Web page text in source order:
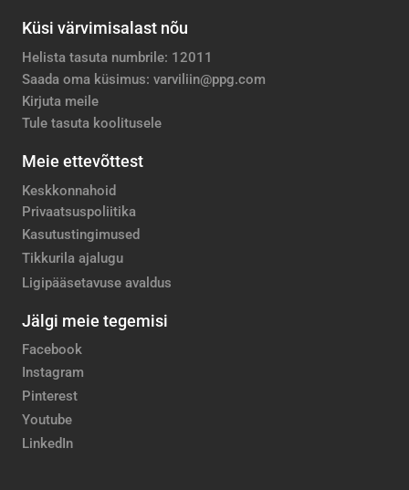
Küsi värvimisalast nõu
Helista tasuta numbrile: 12011
Saada oma küsimus: varviliin@ppg.com
Kirjuta meile
Tule tasuta koolitusele
Meie ettevõttest
Keskkonnahoid
Privaatsuspoliitika
Kasutustingimused
Tikkurila ajalugu
Ligipääsetavuse avaldus
Jälgi meie tegemisi
Facebook
Instagram
Pinterest
Youtube
LinkedIn